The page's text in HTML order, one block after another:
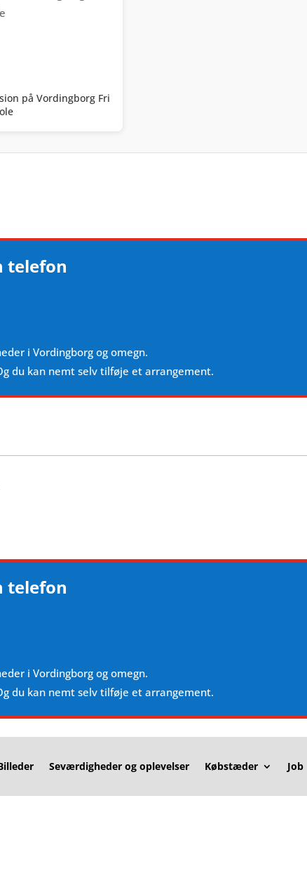
på Vordingborg Fri
telefon
i Vordingborg og omegn.
du kan nemt selv tilføje et arrangement.
telefon
i Vordingborg og omegn.
du kan nemt selv tilføje et arrangement.
Seværdigheder og oplevelser Købstæder Job